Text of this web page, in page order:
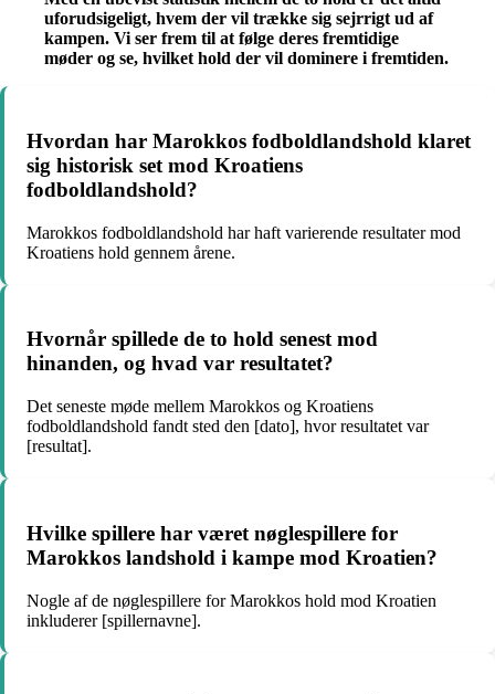
uforudsigeligt, hvem der vil trække sig sejrrigt ud af
kampen. Vi ser frem til at følge deres fremtidige
møder og se, hvilket hold der vil dominere i fremtiden.
Hvordan har Marokkos fodboldlandshold klaret
sig historisk set mod Kroatiens
fodboldlandshold?
Marokkos fodboldlandshold har haft varierende resultater mod
Kroatiens hold gennem årene.
Hvornår spillede de to hold senest mod
hinanden, og hvad var resultatet?
Det seneste møde mellem Marokkos og Kroatiens
fodboldlandshold fandt sted den [dato], hvor resultatet var
[resultat].
Hvilke spillere har været nøglespillere for
Marokkos landshold i kampe mod Kroatien?
Nogle af de nøglespillere for Marokkos hold mod Kroatien
inkluderer [spillernavne].